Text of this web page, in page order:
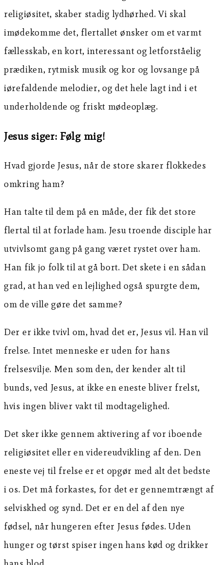
religiøsitet, skaber stadig lydhørhed. Vi skal
imødekomme det, flertallet ønsker om et varmt
fællesskab, en kort, interessant og letforståelig
prædiken, rytmisk musik og kor og lovsange på
iørefaldende melodier, og det hele lagt ind i et
underholdende og friskt mødeoplæg.
Jesus siger: Følg mig!
Hvad gjorde Jesus, når de store skarer flokkedes
omkring ham?
Han talte til dem på en måde, der fik det store
flertal til at forlade ham. Jesu troende disciple har
utvivlsomt gang på gang været rystet over ham.
Han fik jo folk til at gå bort. Det skete i en sådan
grad, at han ved en lejlighed også spurgte dem,
om de ville gøre det samme?
Der er ikke tvivl om, hvad det er, Jesus vil. Han vil
frelse. Intet menneske er uden for hans
frelsesvilje. Men som den, der kender alt til
bunds, ved Jesus, at ikke en eneste bliver frelst,
hvis ingen bliver vakt til modtagelighed.
Det sker ikke gennem aktivering af vor iboende
religiøsitet eller en videreudvikling af den. Den
eneste vej til frelse er et opgør med alt det bedste
i os. Det må forkastes, for det er gennemtrængt af
selviskhed og synd. Det er en del af den nye
fødsel, når hungeren efter Jesus fødes. Uden
hunger og tørst spiser ingen hans kød og drikker